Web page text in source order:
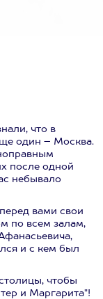
что в
один – Москва.
после одной
небывало
вами свои
по всем залам,
и с кем был
чтобы
и Маргарита"!